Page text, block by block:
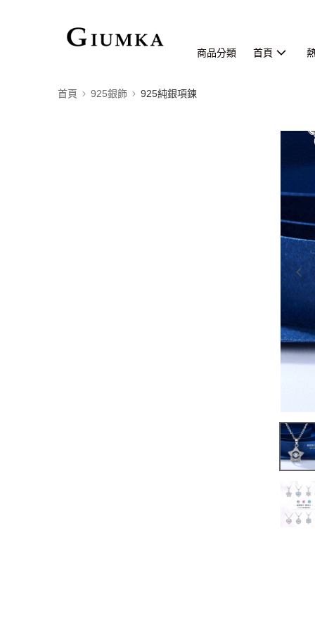
商品分類 首頁
首頁 925銀飾 925純銀項鍊